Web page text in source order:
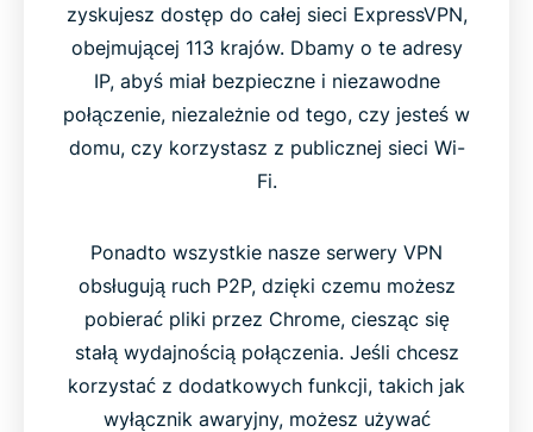
zyskujesz dostęp do całej sieci ExpressVPN,
obejmującej 113 krajów. Dbamy o te adresy
IP, abyś miał bezpieczne i niezawodne
połączenie, niezależnie od tego, czy jesteś w
domu, czy korzystasz z publicznej sieci Wi-
Fi.
Ponadto wszystkie nasze serwery VPN
obsługują ruch P2P, dzięki czemu możesz
pobierać pliki przez Chrome, ciesząc się
stałą wydajnością połączenia. Jeśli chcesz
korzystać z dodatkowych funkcji, takich jak
wyłącznik awaryjny, możesz używać